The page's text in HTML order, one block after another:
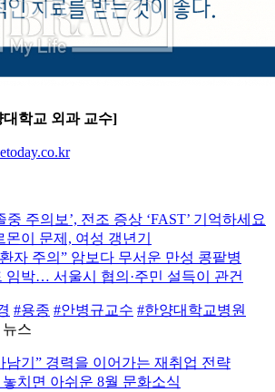
학교 외과 교수]
중 주의보’, 전조 증상 ‘FAST’ 기억하세요
이 문제, 여성 갱년기
자 주의” 암보다 무서운 만성 콩팥병
임박… 서울시 협의·주민 설득이 관건
#용종 #안병규교수 #한양대학교병원
스
남기” 경력을 이어가는 재취업 전략
치면 아쉬운 8월 문화소식